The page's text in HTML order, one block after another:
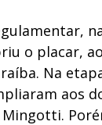
o placar,
Na
aos
Mingotti.